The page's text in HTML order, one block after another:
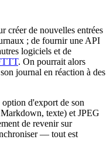
créer de nouvelles entrées
; de fournir une API
logiciels et de
. On pourrait alors
journal en réaction à des
d'export de son
texte) et JPEG
de revenir sur
— tout est